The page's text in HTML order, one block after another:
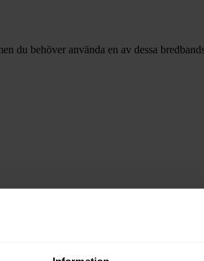
du behöver använda en av dessa